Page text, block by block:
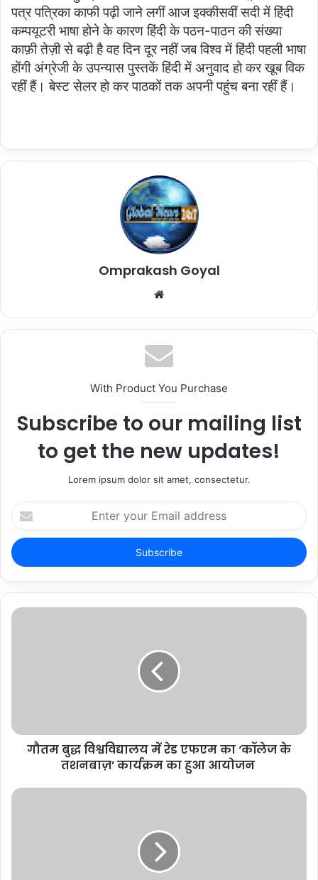
पत्र पत्रिका काफी पढ़ी जाने लगीं आज इक्कीसवीं सदी में हिंदी
कम्पयूटरी भाषा होने के कारण हिंदी के पठन-पाठन की संख्या
काफ़ी तेज़ी से बढ़ी है वह दिन दूर नहीं जब विश्व में हिंदी पहली भाषा
होंगी अंग्रेजी के उपन्यास पुस्तकें हिंदी में अनुवाद हो कर खूब विक
रहीं हैं। बेस्ट सेलर हो कर पाठकों तक अपनी पहुंच बना रहीं हैं।
Omprakash Goyal
Website
With Product You Purchase
Subscribe to our mailing list
to get the new updates!
Lorem ipsum dolor sit amet, consectetur.
Enter
your
Email
address
गौतम बुद्ध विश्वविद्यालय में रेड एफएम का ‘कॉलेज के
तशनबाज़’ कार्यक्रम का हुआ आयोजन